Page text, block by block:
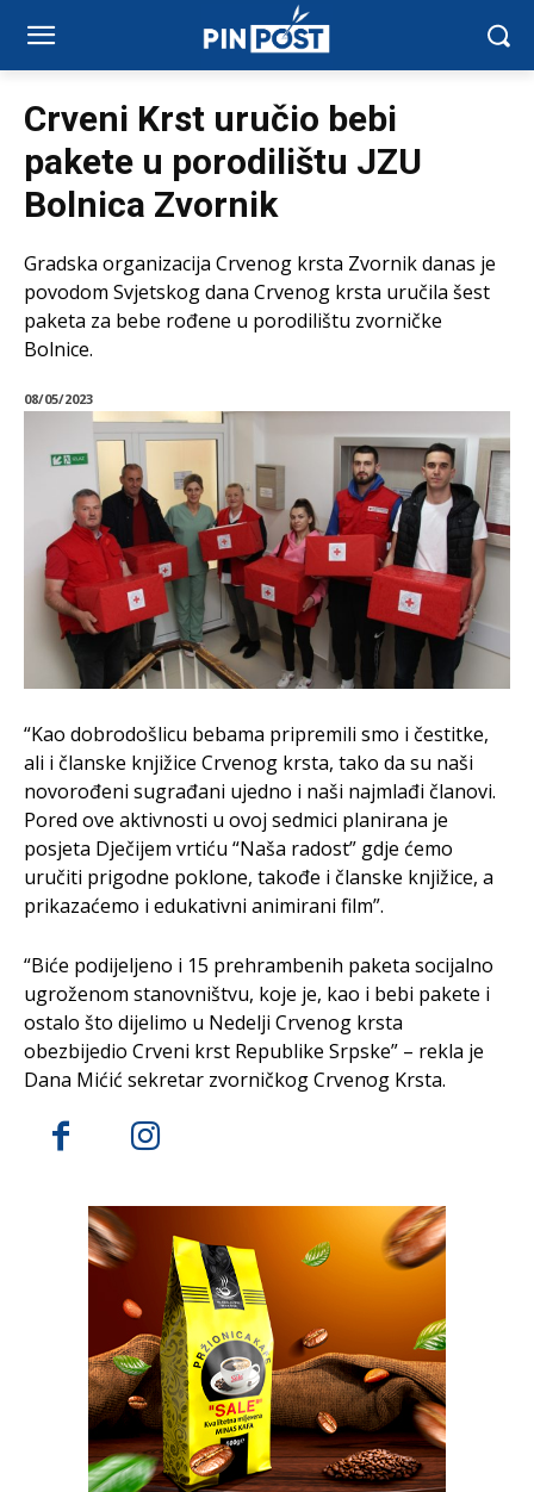
Crveni Krst uručio bebi
pakete u porodilištu JZU
Bolnica Zvornik
Gradska organizacija Crvenog krsta Zvornik danas je
povodom Svjetskog dana Crvenog krsta uručila šest
paketa za bebe rođene u porodilištu zvorničke
Bolnice.
08/05/2023
“Kao dobrodošlicu bebama pripremili smo i čestitke,
ali i članske knjižice Crvenog krsta, tako da su naši
novorođeni sugrađani ujedno i naši najmlađi članovi.
Pored ove aktivnosti u ovoj sedmici planirana je
posjeta Dječijem vrtiću “Naša radost” gdje ćemo
uručiti prigodne poklone, takođe i članske knjižice, a
prikazaćemo i edukativni animirani film”.
“Biće podijeljeno i 15 prehrambenih paketa socijalno
ugroženom stanovništvu, koje je, kao i bebi pakete i
ostalo što dijelimo u Nedelji Crvenog krsta
obezbijedio Crveni krst Republike Srpske” – rekla je
Dana Mićić sekretar zvorničkog Crvenog Krsta.